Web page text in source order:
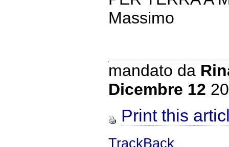
Massimo
mandato da
Dicembre 12
Print this
TrackBack